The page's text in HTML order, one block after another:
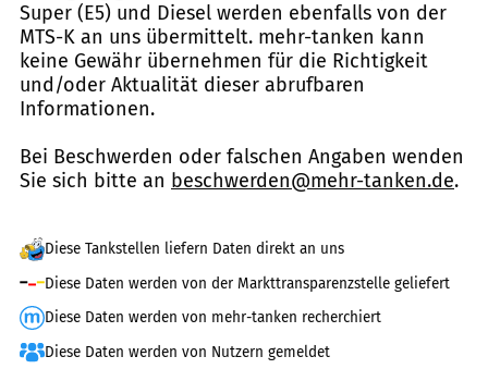
Super (E5) und Diesel werden ebenfalls von der
MTS-K an uns übermittelt. mehr-tanken kann
keine Gewähr übernehmen für die Richtigkeit
und/oder Aktualität dieser abrufbaren
Informationen.
Bei Beschwerden oder falschen Angaben wenden
Sie sich bitte an beschwerden@mehr-tanken.de.
Diese Tankstellen liefern Daten direkt an uns
Diese Daten werden von der Markttransparenzstelle geliefert
Diese Daten werden von mehr-tanken recherchiert
Diese Daten werden von Nutzern gemeldet